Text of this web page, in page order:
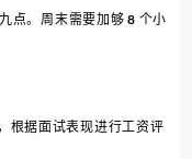
点。周末需要加够 8 个小
根据面试表现进行工资评